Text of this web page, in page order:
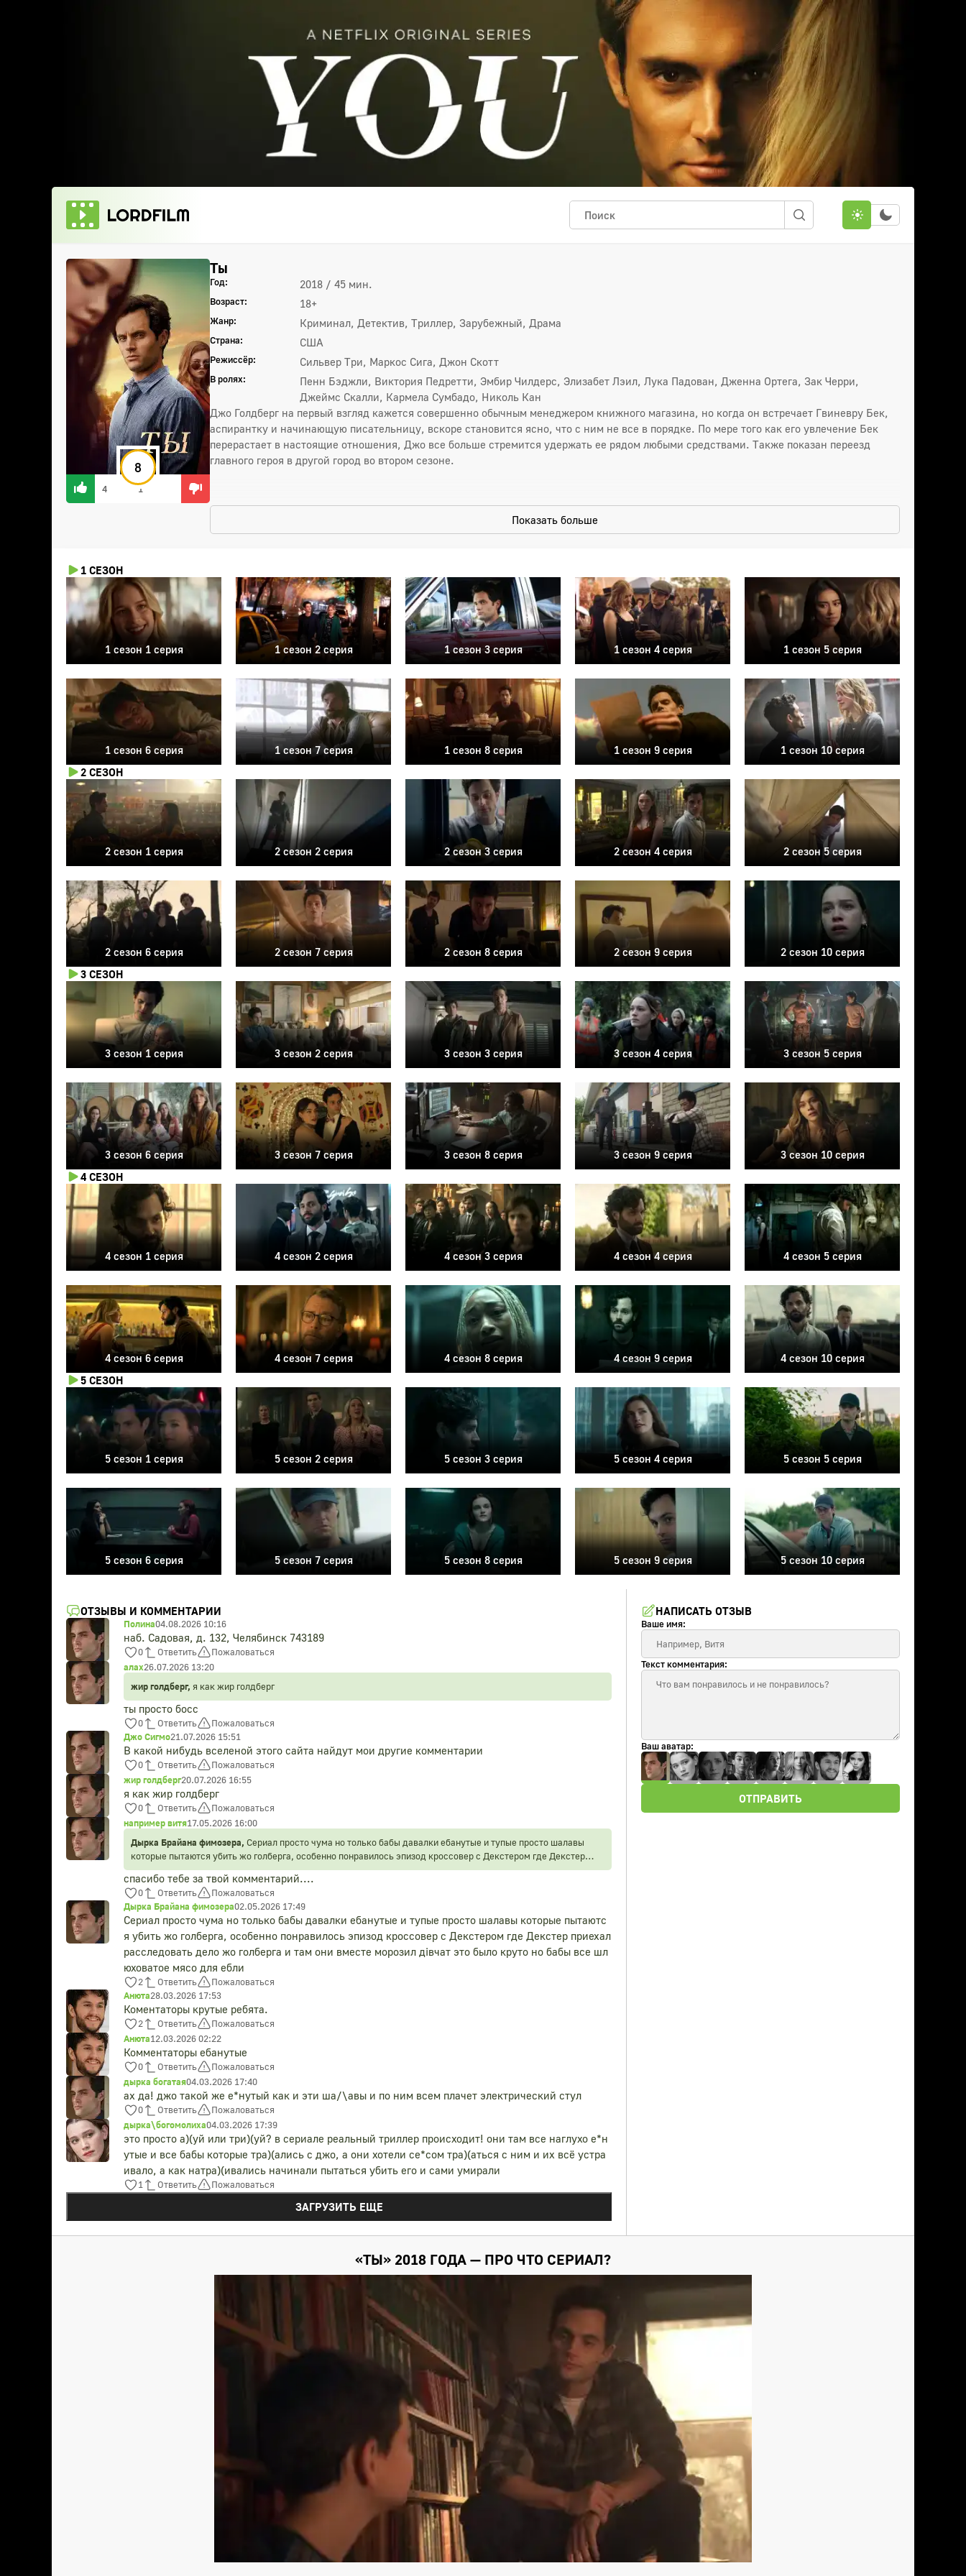
4
8
1
Ты
Год: 2018 / 45 мин.
Возраст: 18+
Жанр: Криминал, Детектив, Триллер, Зарубежный, Драма
Страна: США
Режиссёр: Сильвер Три, Маркос Сига, Джон Скотт
В ролях:
Пенн Бэджли, Виктория Педретти, Эмбир Чилдерс, Элизабет Лэил, Лука Падован, Дженна Ортега, Зак Черри,
Джеймс Скалли, Кармела Сумбадо, Николь Кан
Джо Голдберг на первый взгляд кажется совершенно обычным менеджером книжного магазина, но когда он встречает Гвиневру Бек,
аспирантку и начинающую писательницу, вскоре становится ясно, что с ним не все в порядке. По мере того как его увлечение Бек
перерастает в настоящие отношения, Джо все больше стремится удержать ее рядом любыми средствами. Также показан переезд
главного героя в другой город во втором сезоне.
Показать больше
1 СЕЗОН
1 сезон 1 серия 1 сезон 2 серия 1 сезон 3 серия 1 сезон 4 серия 1 сезон 5 серия
1 сезон 6 серия 1 сезон 7 серия 1 сезон 8 серия 1 сезон 9 серия
1 сезон 10 серия
2 СЕЗОН
2 сезон 1 серия 2 сезон 2 серия 2 сезон 3 серия 2 сезон 4 серия 2 сезон 5 серия
2 сезон 6 серия 2 сезон 7 серия 2 сезон 8 серия 2 сезон 9 серия
2 сезон 10 серия
3 СЕЗОН
3 сезон 1 серия 3 сезон 2 серия 3 сезон 3 серия 3 сезон 4 серия 3 сезон 5 серия
3 сезон 6 серия 3 сезон 7 серия 3 сезон 8 серия 3 сезон 9 серия
3 сезон 10 серия
4 СЕЗОН
4 сезон 1 серия 4 сезон 2 серия 4 сезон 3 серия 4 сезон 4 серия 4 сезон 5 серия
4 сезон 6 серия 4 сезон 7 серия 4 сезон 8 серия 4 сезон 9 серия
4 сезон 10 серия
5 СЕЗОН
5 сезон 1 серия 5 сезон 2 серия 5 сезон 3 серия 5 сезон 4 серия 5 сезон 5 серия
5 сезон 6 серия 5 сезон 7 серия 5 сезон 8 серия 5 сезон 9 серия 5 сезон 10 серия
ОТЗЫВЫ И КОММЕНТАРИИ
Полина04.08.2026 10:16
наб. Садовая, д. 132, Челябинск 743189
0 Ответить
Пожаловаться
алах26.07.2026 13:20
жир голдберг, я как жир голдберг
ты просто босс
0 Ответить
Пожаловаться
Джо Сигмо21.07.2026 15:51
В какой нибудь вселеной этого сайта найдут мои другие комментарии
0 Ответить
Пожаловаться
жир голдберг20.07.2026 16:55
я как жир голдберг
0 Ответить
Пожаловаться
например витя17.05.2026 16:00
Дырка Брайана фимозера, Сериал просто чума но только бабы давалки ебанутые и тупые просто шалавы
которые пытаются убить жо голберга, особенно понравилось эпизод кроссовер с Декстером где Декстер
приехал расследовать дело жо голберга и там они вместе морозил дiвчат это было круто но бабы все
шлюховатое мясо для ебли
спасибо тебе за твой комментарий....
0 Ответить
Пожаловаться
Дырка Брайана фимозера02.05.2026 17:49
Сериал просто чума но только бабы давалки ебанутые и тупые просто шалавы которые пытаютс
я убить жо голберга, особенно понравилось эпизод кроссовер с Декстером где Декстер приехал
расследовать дело жо голберга и там они вместе морозил дiвчат это было круто но бабы все шл
юховатое мясо для ебли
2 Ответить
Пожаловаться
Анюта28.03.2026 17:53
Коментаторы крутые ребята.
2 Ответить
Пожаловаться
Анюта12.03.2026 02:22
Комментаторы ебанутые
0 Ответить
Пожаловаться
дырка богатая04.03.2026 17:40
ах да! джо такой же е*нутый как и эти ша/\авы и по ним всем плачет электрический стул
0 Ответить
Пожаловаться
дырка\богомолиха04.03.2026 17:39
это просто а)(уй или три)(уй? в сериале реальный триллер происходит! они там все наглухо е*н
утые и все бабы которые тра)(ались с джо, а они хотели се*сом тра)(аться с ним и их всё устра
ивало, а как натра)(ивались начинали пытаться убить его и сами умирали
1 Ответить Пожаловаться
ЗАГРУЗИТЬ ЕЩЕ
НАПИСАТЬ ОТЗЫВ
Ваше имя:
Текст комментария:
Ваш аватар:
ОТПРАВИТЬ
«ТЫ» 2018 ГОДА — ПРО ЧТО СЕРИАЛ?